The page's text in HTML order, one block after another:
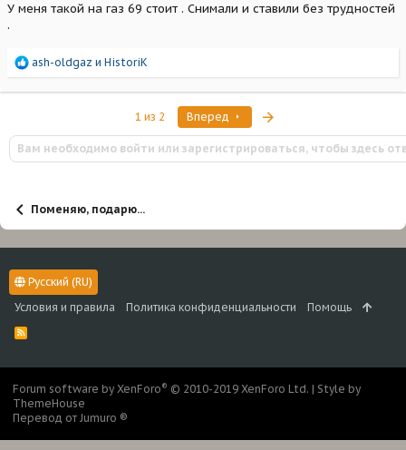
У меня такой на газ 69 стоит . Снимали и ставили без трудностей
.
Р
а
и
и
:
ash-oldgaz и HistoriK
1 из 2 Вперед
Вам необходимо войти или зарегистрироваться, чтобы здесь
Поменяю, подарю...
Русский (RU)
Условия и правила
Политика конфиденциальности Помощь
R
Forum software by XenForo® © 2010-2019 XenForo Ltd. | Style by
ThemeHouse
Перевод от Jumuro ®